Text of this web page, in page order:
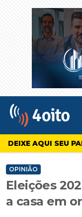
4oito
DEIXE AQUI SEU
OPINIÃO
Eleições
a casa em